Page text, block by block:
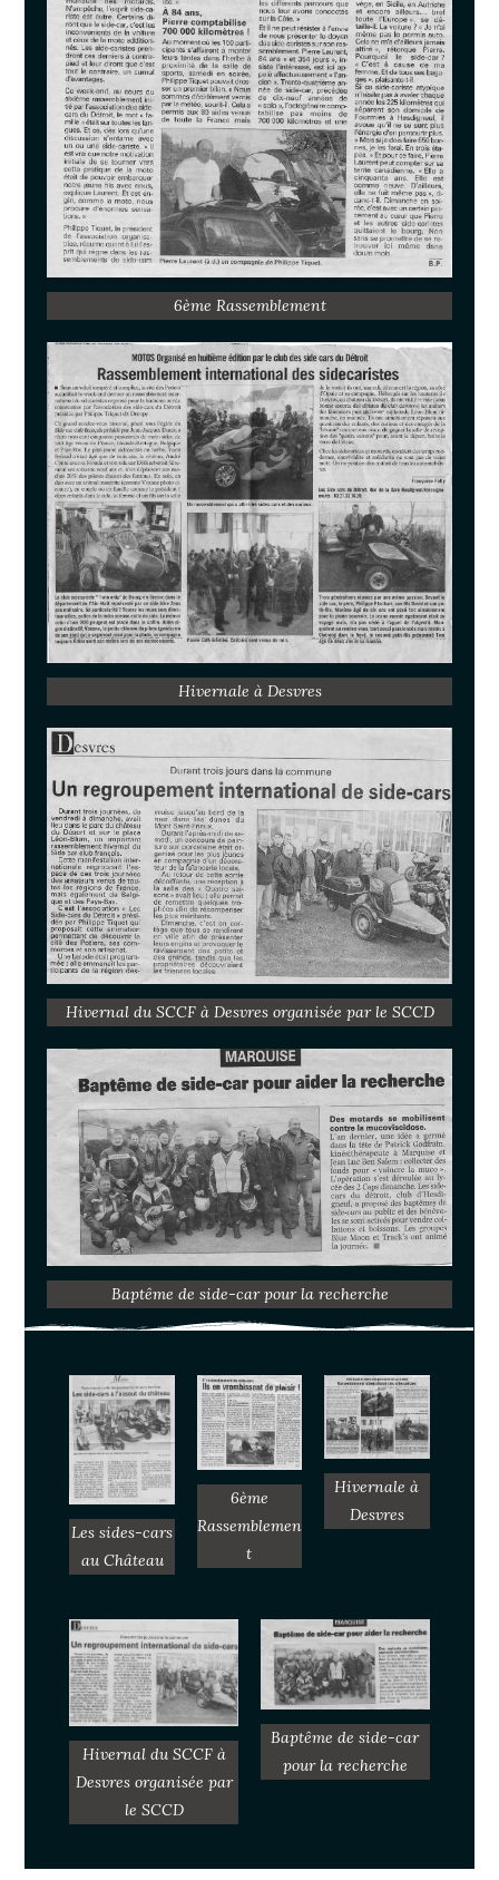
6ème Rassemblement
Hivernale à Desvres
Hivernal du SCCF à Desvres organisée par le SCCD
Baptême de side-car pour la recherche
Les sides-cars
au Château
6ème
Rassemblemen
t
Hivernale à
Desvres
Hivernal du SCCF à
Desvres organisée par
le SCCD
Baptême de side-car
pour la recherche